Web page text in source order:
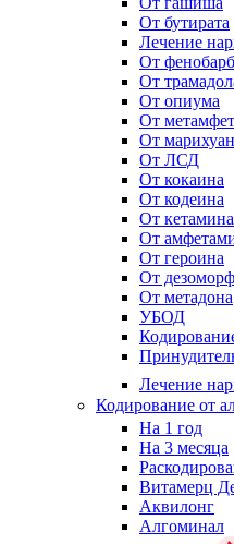
От бутирата
Лечение
От
От
От опиума
От
От
От ЛСД
От кокаина
От кодеина
От кетамина
От
От героина
От
От метадона
УБОД
Лечение
Кодирование от
На 1 год
На 3 месяца
Витамерц
Аквилонг
Алгоминал